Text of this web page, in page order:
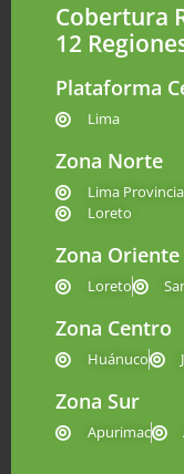
Cobertura
12
Plataforma
Lima
Zona Norte
Lima
Loreto
Zona Oriente
Loreto
Zona Centro
Huánuco
Zona Sur
Apurimac